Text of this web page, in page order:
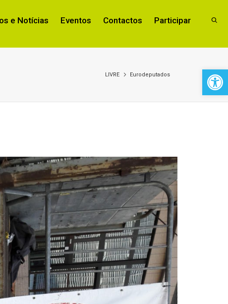
e Notícias Eventos Contactos Participar
LIVRE Eurodeputados